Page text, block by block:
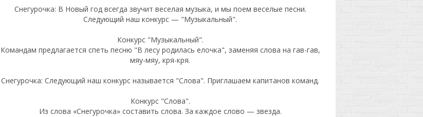
Снегурочка: В Новый год всегда звучит веселая музыка, и мы поем веселые песни.
Следующий наш конкурс — "Музыкальный".
Конкурс "Музыкальный".
Командам предлагается спеть песню "В лесу родилась елочка", заменяя слова на гав-гав,
мяу-мяу, кря-кря.
Снегурочка: Следующий наш конкурс называется "Слова". Приглашаем капитанов команд.
Конкурс "Слова".
Из слова «Снегурочка» составить слова. За каждое слово — звезда.